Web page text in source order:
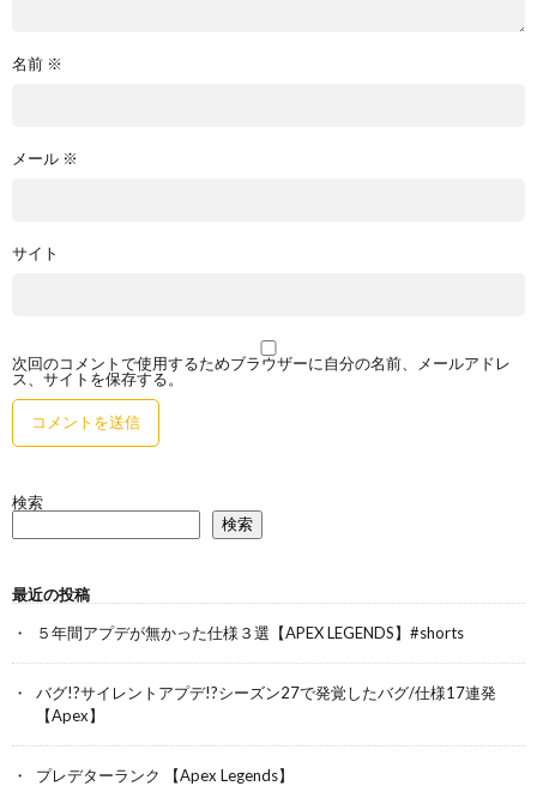
名前 ※
メール ※
サイト
次回のコメントで使用するためブラウザーに自分の名前、メールアドレ
ス、サイトを保存する。
検索
検索
最近の投稿
５年間アプデが無かった仕様３選【APEX LEGENDS】#shorts
バグ!?サイレントアプデ!?シーズン27で発覚したバグ/仕様17連発
【Apex】
プレデターランク 【Apex Legends】